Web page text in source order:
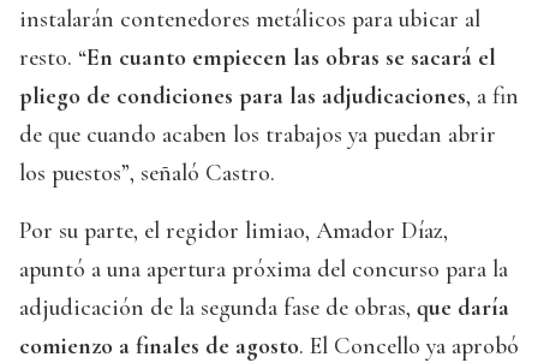
instalarán contenedores metálicos para ubicar al
resto. “En cuanto empiecen las obras se sacará el
pliego de condiciones para las adjudicaciones, a fin
de que cuando acaben los trabajos ya puedan abrir
los puestos”, señaló Castro.
Por su parte, el regidor limiao, Amador Díaz,
apuntó a una apertura próxima del concurso para la
adjudicación de la segunda fase de obras, que daría
comienzo a finales de agosto. El Concello ya aprobó